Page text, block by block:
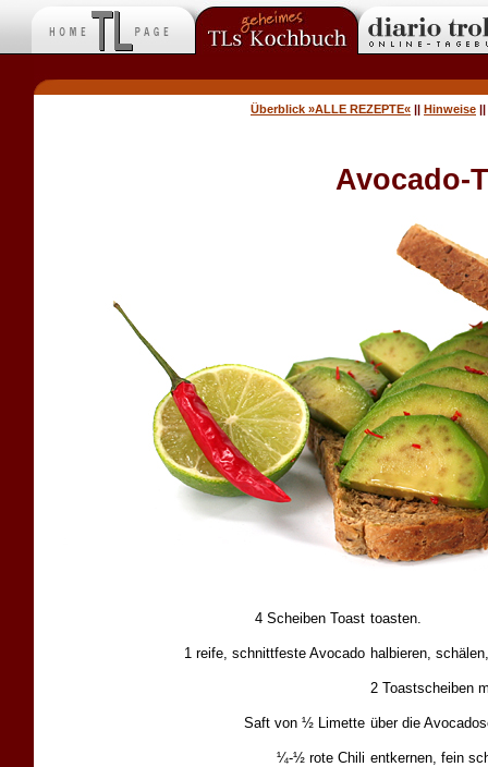
Überblick »ALLE REZEPTE« || Hinweise ||
Avocado-
4 Scheiben Toast toasten.
1 reife, schnittfeste Avocado halbieren,
2 Toastscheiben
Saft von ½ Limette über die
¼-½ rote Chili entkernen, fein